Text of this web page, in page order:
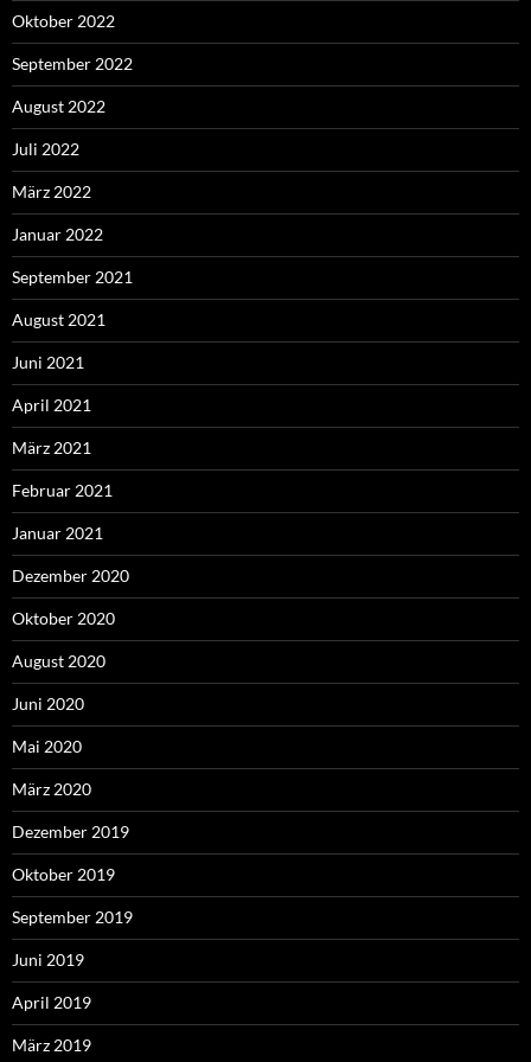
Oktober 2022
September 2022
August 2022
Juli 2022
März 2022
Januar 2022
September 2021
August 2021
Juni 2021
April 2021
März 2021
Februar 2021
Januar 2021
Dezember 2020
Oktober 2020
August 2020
Juni 2020
Mai 2020
März 2020
Dezember 2019
Oktober 2019
September 2019
Juni 2019
April 2019
März 2019